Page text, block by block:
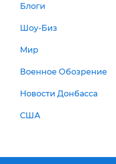
Блоги
Шоу-Биз
Мир
Военное Обозрение
Новости Донбасса
США